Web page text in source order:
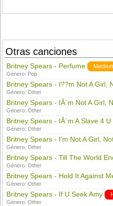
Otras canciones
Britney Spears - Perfume
Género: Pop
Britney Spears - I??m Not A Girl,
Género:Other
Britney Spears - IÂ´m Not A Girl,
Género:Other
Britney Spears - IÂ´m A Slave 4 U
Género:Other
Britney Spears - I'm Not A Girl,
Género:Other
Britney Spears - Till The World
Género:Other
Britney Spears - Hold It Against
Género:Other
Britney Spears - If U Seek Amy
Género:Other